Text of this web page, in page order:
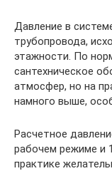
Давление в
трубопровода,
этажности. По
сантехническое
атмосфер, но на
намного выше,
Расчетное
рабочем режиме и
практике